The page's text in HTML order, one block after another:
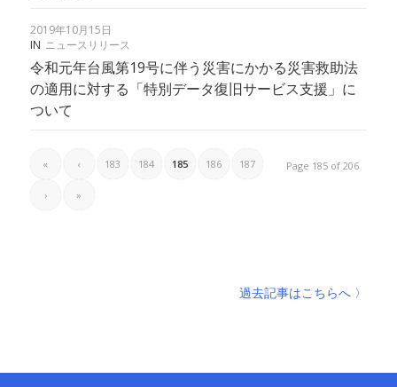
2019年10月15日
IN ニュースリリース
令和元年台風第19号に伴う災害にかかる災害救助法
の適用に対する「特別データ復旧サービス支援」に
ついて
Page 185 of 206
« ‹ 183 184 185 186 187
› »
過去記事はこちらへ 〉